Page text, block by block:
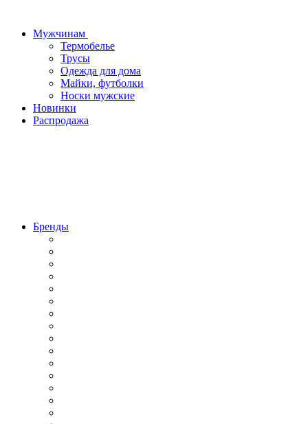
Мужчинам
Термобелье
Трусы
Одежда для дома
Майки, футболки
Носки мужские
Новинки
Распродажа
Бренды